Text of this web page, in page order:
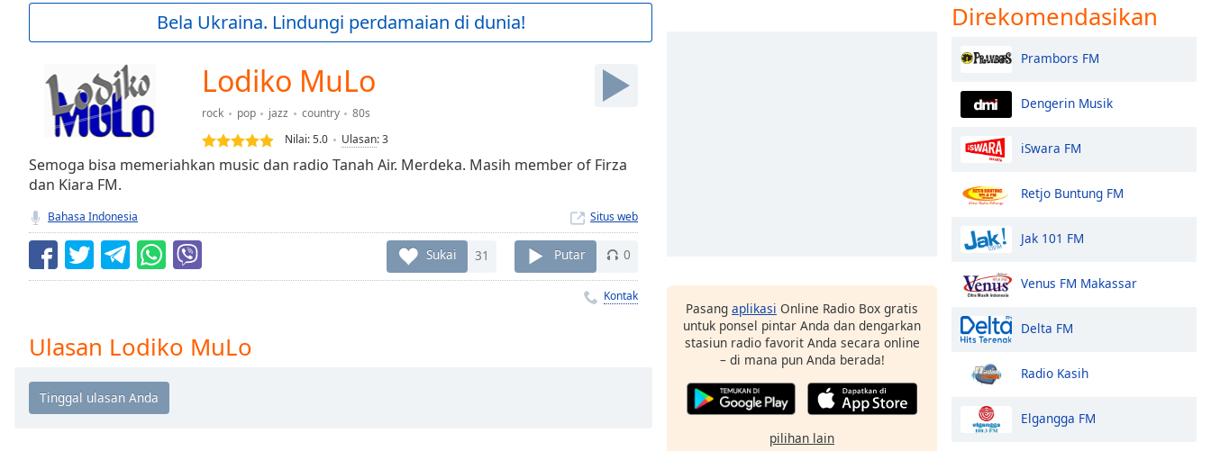
Current
Loaded:
TypeLIVE
Seek to
currently
behind
LIVE
Remaining
Time-
Playback
Chapters
Bela Ukraina. Lindungi perdamaian di dunia!
Lodiko MuLo
rock pop jazz country
80s
Nilai:5.0 Ulasan:3
Semoga bisa memeriahkan music dan radio Tanah Air. Merdeka. Masih member of Firza
dan Kiara FM.
Bahasa Indonesia Situs web
Sukai 31 Putar 0
Kontak
Ulasan Lodiko MuLo
Pasang aplikasi Online Radio Box gratis
untuk ponsel pintar Anda dan dengarkan
stasiun radio favorit Anda secara online
– di mana pun Anda berada!
pilihan lain
Direkomendasikan
Prambors FM
Dengerin Musik
iSwara FM
Retjo Buntung FM
Jak 101 FM
Venus FM Makassar
Delta FM
Radio Kasih
Elgangga FM